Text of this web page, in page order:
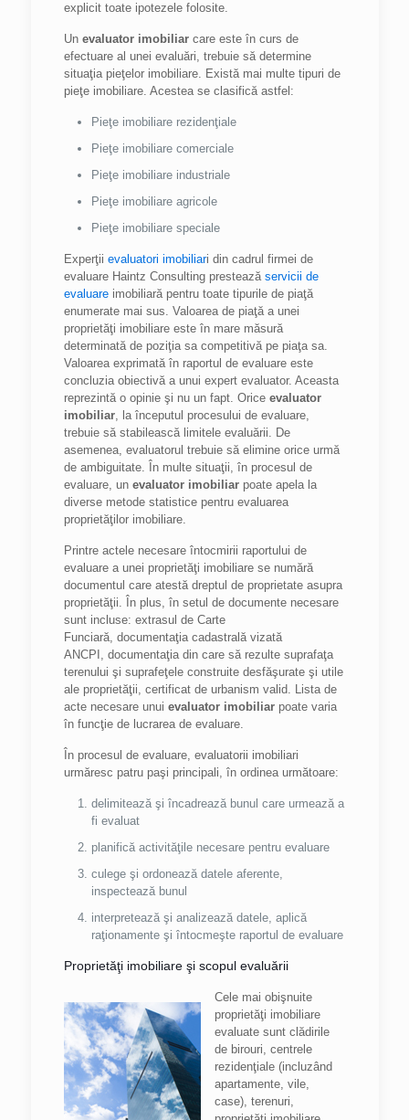
explicit toate ipotezele folosite.
Un evaluator imobiliarcare este în curs de
efectuare al unei evaluări, trebuie să determine
situaţia pieţelor imobiliare. Există mai multe tipuri de
pieţe imobiliare. Acestea se clasifică astfel:
Pieţe imobiliare rezidenţiale
Pieţe imobiliare comerciale
Pieţe imobiliare industriale
Pieţe imobiliare agricole
Pieţe imobiliare speciale
Experţii evaluatori imobiliari din cadrul firmei de
evaluare Haintz Consulting prestează servicii de
evaluareimobiliară pentru toate tipurile de piaţă
enumerate mai sus. Valoarea de piaţă a unei
proprietăţi imobiliare este în mare măsură
determinată de poziţia sa competitivă pe piaţa sa.
Valoarea exprimată în raportul de evaluare este
concluzia obiectivă a unui expert evaluator. Aceasta
reprezintă o opinie şi nu un fapt. Orice evaluator
imobiliar, la începutul procesului de evaluare,
trebuie să stabilească limitele evaluării. De
asemenea, evaluatorul trebuie să elimine orice urmă
de ambiguitate. În multe situaţii, în procesul de
evaluare, un evaluator imobiliarpoate apela la
diverse metode statistice pentru evaluarea
proprietăţilor imobiliare.
Printre actele necesare întocmirii raportului de
evaluare a unei proprietăţi imobiliare se numără
documentul care atestă dreptul de proprietate asupra
proprietăţii. În plus, în setul de documente necesare
sunt incluse: extrasul de Carte
Funciară, documentaţia cadastrală vizată
ANCPI, documentaţia din care să rezulte suprafaţa
terenului şi suprafeţele construite desfăşurate şi utile
ale proprietăţii, certificat de urbanism valid. Lista de
acte necesare unui evaluator imobiliarpoate varia
în funcţie de lucrarea de evaluare.
În procesul de evaluare, evaluatorii imobiliari
urmăresc patru paşi principali, în ordinea următoare:
delimitează şi încadrează bunul care urmează a
fi evaluat
planifică activităţile necesare pentru evaluare
culege şi ordonează datele aferente,
inspectează bunul
interpretează şi analizează datele, aplică
raţionamente şi întocmeşte raportul de evaluare
Proprietăţi imobiliare şi scopul evaluării
Cele mai obişnuite
proprietăţi imobiliare
evaluate sunt clădirile
de birouri, centrele
rezidenţiale (incluzând
apartamente, vile,
case), terenuri,